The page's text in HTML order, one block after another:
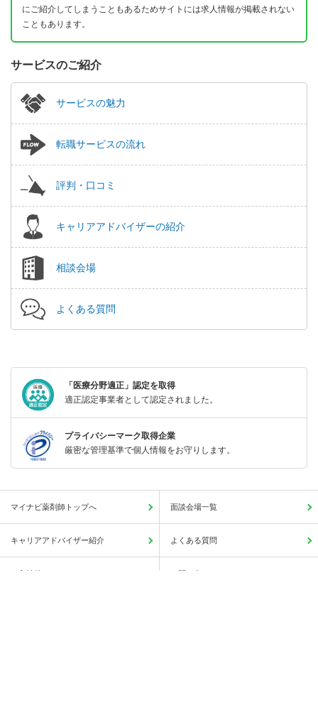
にご紹介してしまうこともあるためサイトには求人情報が掲載されない
こともあります。
サービスのご紹介
サービスの魅力
転職サービスの流れ
評判・口コミ
キャリアアドバイザーの紹介
相談会場
よくある質問
「医療分野適正」認定を取得
適正認定事業者として認定されました。
プライバシーマーク取得企業
厳密な管理基準で個人情報をお守りします。
マイナビ薬剤師トップへ 面談会場一覧
キャリアアドバイザー紹介 よくある質問
ご入社後のアフターフォロー お問い合わせ